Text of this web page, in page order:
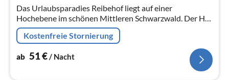
Das Urlaubsparadies Reibehof liegt auf einer
Hochebene im schönen Mittleren Schwarzwald. Der Hof
ist umgeben von Wald und Wiesen, ideal für Familien /
Ferienhaus bietet 3 FeWos
Kostenfreie Stornierung
ab 51€/ Nacht